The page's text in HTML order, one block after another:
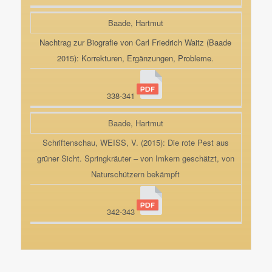
Baade, Hartmut
Nachtrag zur Biografie von Carl Friedrich Waitz (Baade
2015): Korrekturen, Ergänzungen, Probleme.
338-341
Baade, Hartmut
Schriftenschau, WEISS, V. (2015): Die rote Pest aus
grüner Sicht. Springkräuter – von Imkern geschätzt, von
Naturschützern bekämpft
342-343